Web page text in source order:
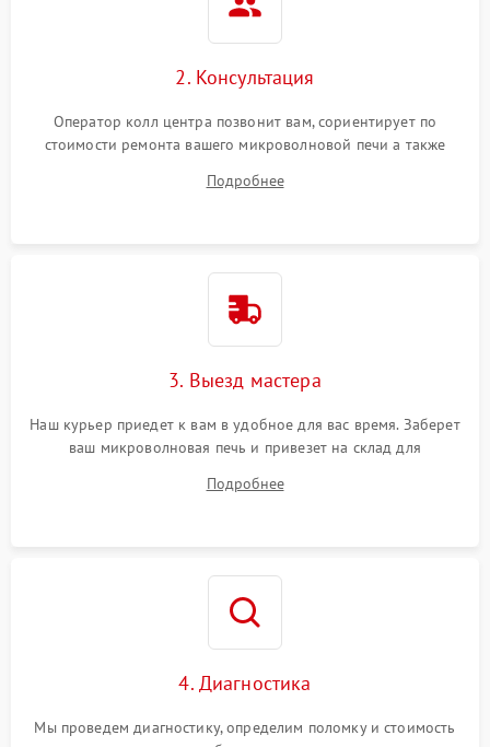
2. Консультация
Оператор колл центра позвонит вам, сориентирует по
стоимости ремонта вашего микроволновой печи а также
Подробнее
3. Выезд мастера
Наш курьер приедет к вам в удобное для вас время. Заберет
ваш микроволновая печь и привезет на склад для
Подробнее
4. Диагностика
Мы проведем диагностику, определим поломку и стоимость